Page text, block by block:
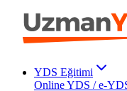
YDS Eğitimi
Online YDS / e-